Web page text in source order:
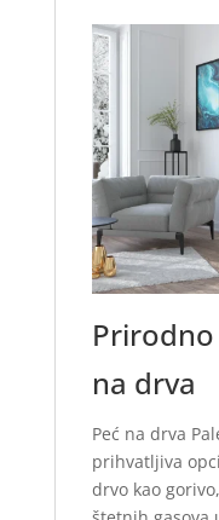
na drva
Peć na drva
prihvatljiva
drvo kao